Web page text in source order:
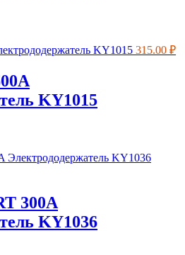
315.00 ₽
KY1015
300A
KY1036